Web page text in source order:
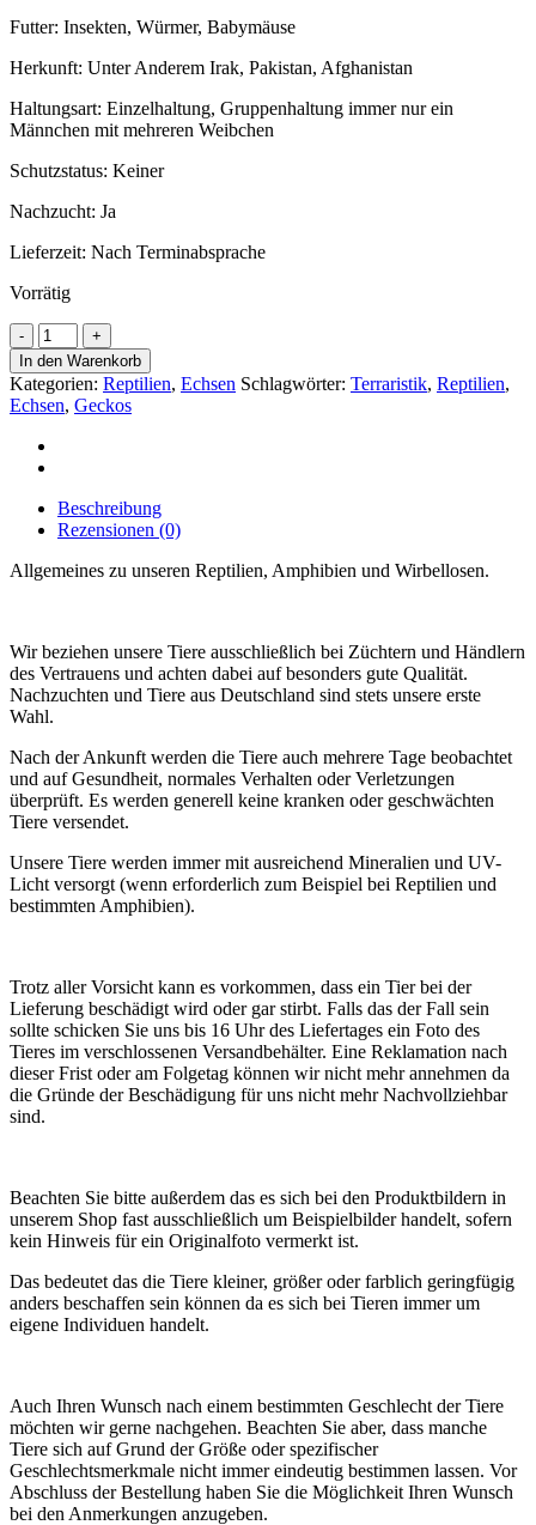
Futter: Insekten, Würmer, Babymäuse
Herkunft: Unter Anderem Irak, Pakistan, Afghanistan
Haltungsart: Einzelhaltung, Gruppenhaltung immer nur ein
Männchen mit mehreren Weibchen
Schutzstatus: Keiner
Nachzucht: Ja
Lieferzeit: Nach Terminabsprache
Vorrätig
Leopardgecko
Designer
(Eublepharis
mascularius)
DNZ
24
adulte
Menge
In den Warenkorb
Kategorien: Reptilien, Echsen Schlagwörter: Terraristik, Reptilien,
Echsen, Geckos
Beschreibung
Rezensionen (0)
Allgemeines zu unseren Reptilien, Amphibien und Wirbellosen.
Wir beziehen unsere Tiere ausschließlich bei Züchtern und Händlern
des Vertrauens und achten dabei auf besonders gute Qualität.
Nachzuchten und Tiere aus Deutschland sind stets unsere erste
Wahl.
Nach der Ankunft werden die Tiere auch mehrere Tage beobachtet
und auf Gesundheit, normales Verhalten oder Verletzungen
überprüft. Es werden generell keine kranken oder geschwächten
Tiere versendet.
Unsere Tiere werden immer mit ausreichend Mineralien und UV-
Licht versorgt (wenn erforderlich zum Beispiel bei Reptilien und
bestimmten Amphibien).
Trotz aller Vorsicht kann es vorkommen, dass ein Tier bei der
Lieferung beschädigt wird oder gar stirbt. Falls das der Fall sein
sollte schicken Sie uns bis 16 Uhr des Liefertages ein Foto des
Tieres im verschlossenen Versandbehälter. Eine Reklamation nach
dieser Frist oder am Folgetag können wir nicht mehr annehmen da
die Gründe der Beschädigung für uns nicht mehr Nachvollziehbar
sind.
Beachten Sie bitte außerdem das es sich bei den Produktbildern in
unserem Shop fast ausschließlich um Beispielbilder handelt, sofern
kein Hinweis für ein Originalfoto vermerkt ist.
Das bedeutet das die Tiere kleiner, größer oder farblich geringfügig
anders beschaffen sein können da es sich bei Tieren immer um
eigene Individuen handelt.
Auch Ihren Wunsch nach einem bestimmten Geschlecht der Tiere
möchten wir gerne nachgehen. Beachten Sie aber, dass manche
Tiere sich auf Grund der Größe oder spezifischer
Geschlechtsmerkmale nicht immer eindeutig bestimmen lassen. Vor
Abschluss der Bestellung haben Sie die Möglichkeit Ihren Wunsch
bei den Anmerkungen anzugeben.